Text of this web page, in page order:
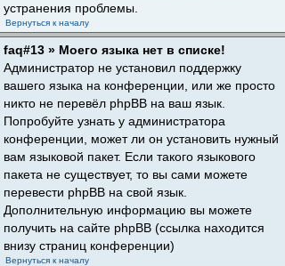
устранения проблемы.
Вернуться к началу
faq#13 » Моего языка нет в списке!
Администратор не установил поддержку
вашего языка на конференции, или же просто
никто не перевёл phpBB на ваш язык.
Попробуйте узнать у администратора
конференции, может ли он установить нужный
вам языковой пакет. Если такого языкового
пакета не существует, то вы сами можете
перевести phpBB на свой язык.
Дополнительную информацию вы можете
получить на сайте phpBB (ссылка находится
внизу страниц конференции)
Вернуться к началу